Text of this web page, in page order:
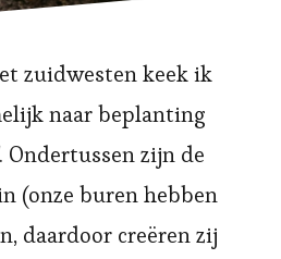
zuidwesten keek ik
naar beplanting
Ondertussen zijn de
(onze buren hebben
daardoor creëren zij